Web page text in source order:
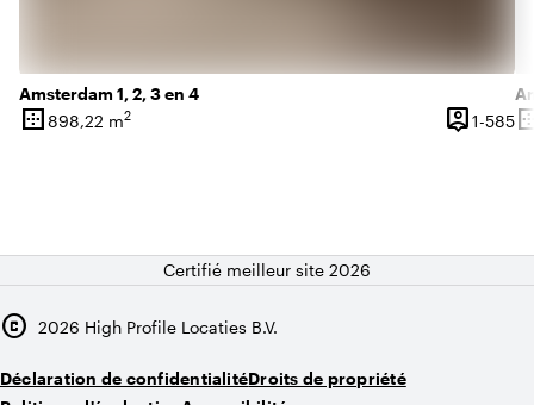
Amsterdam 1, 2, 3 en 4
border_outer
Superficie
898,22 m2 person_pin
Capacité
1-585
Certifié meilleur site 2026
copyright 2026 High Profile Locaties B.V.
Déclaration de confidentialitéDroits de propriété